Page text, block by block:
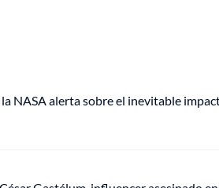
NASA alerta sobre el inevitable